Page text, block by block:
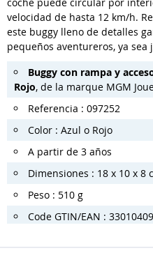
coche puede circular por
velocidad de hasta 12 km/h.
este buggy lleno de detalles
pequeños aventureros, ya sea
Buggy con rampa y
Rojo, de la marque MGM
Referencia : 097252
Color : Azul o Rojo
A partir de 3 años
Dimensiones : 18 x 10 x 8
Peso : 510 g
Code GTIN/EAN :